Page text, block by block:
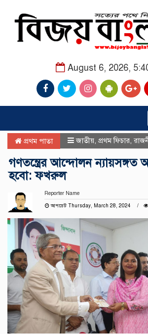
August 6, 2026,
প্রথম পাতা জাতীয় প্রথম ফিচার
গণতন্ত্রের আন্দোলন ন্যায়সঙ্গত
হবো: ফখরুল
Reporter Name
আপডেট Thursday, March 28, 2024